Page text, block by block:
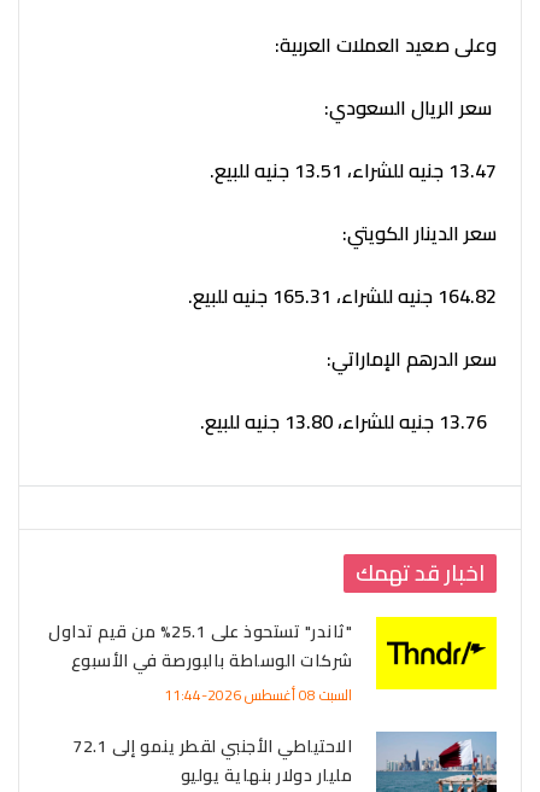
وعلى صعيد العملات العربية:
سعر الريال السعودي:
13.47 جنيه للشراء، 13.51 جنيه للبيع.
سعر الدينار الكويتي:
164.82 جنيه للشراء، 165.31 جنيه للبيع.
سعر الدرهم الإماراتي:
اخبار قد تهمك
"ثاندر" تستحوذ على 25.1% من قيم تداول
شركات الوساطة بالبورصة في الأسبوع
السبت 08 أغسطس 2026-11:44
الاحتياطي الأجنبي لقطر ينمو إلى 72.1
مليار دولار بنهاية يوليو